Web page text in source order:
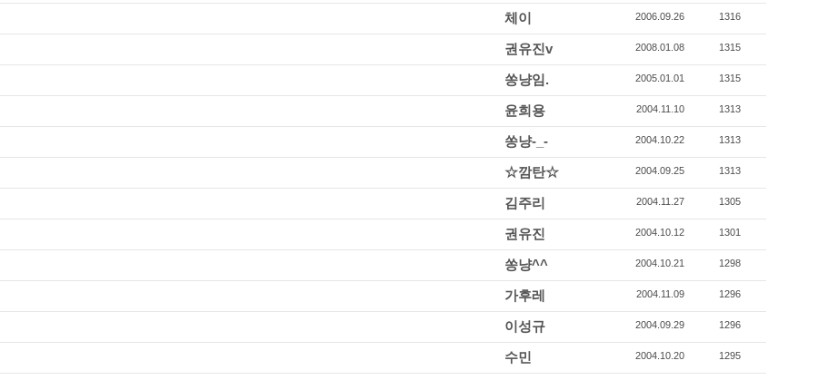
체이 2006.09.26 1316
권유진v 2008.01.08 1315
쏭냥임. 2005.01.01 1315
윤희용 2004.11.10 1313
쏭냥-_- 2004.10.22 1313
☆깜탄☆ 2004.09.25 1313
김주리 2004.11.27 1305
권유진 2004.10.12 1301
쏭냥^^ 2004.10.21 1298
가후레 2004.11.09 1296
이성규 2004.09.29 1296
수민 2004.10.20 1295